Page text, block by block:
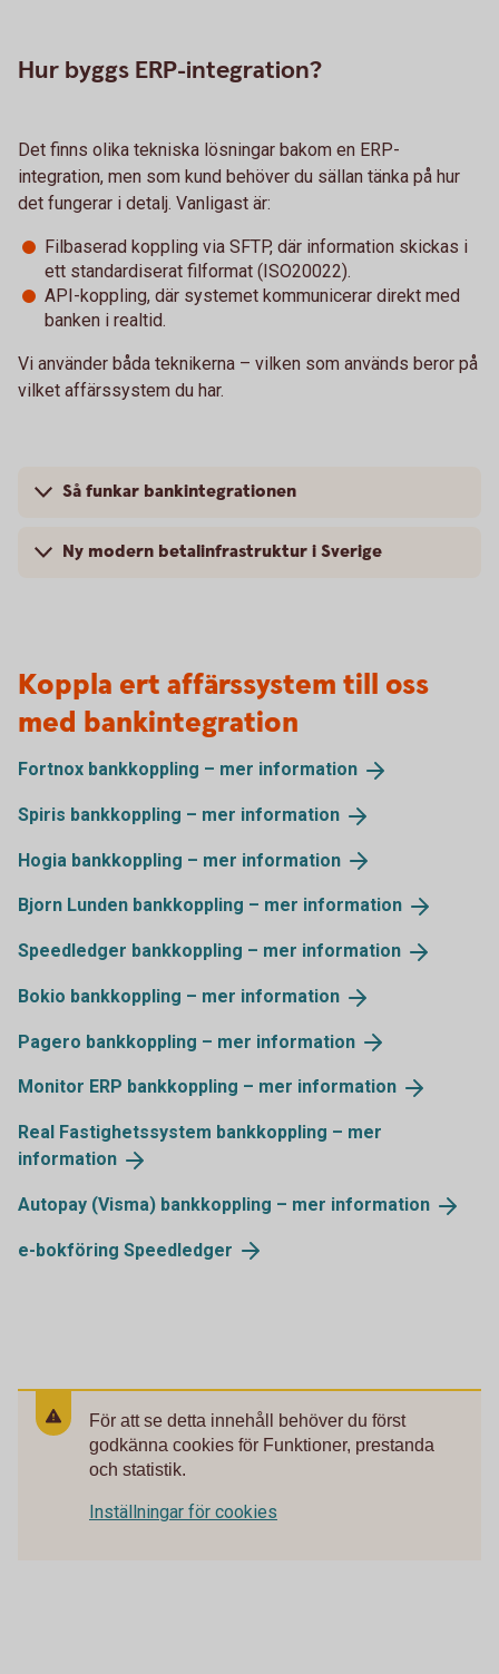
Hur byggs ERP-integration?
Det finns olika tekniska lösningar bakom en ERP-
integration, men som kund behöver du sällan tänka på hur
det fungerar i detalj. Vanligast är:
Filbaserad koppling via SFTP, där information skickas i
ett standardiserat filformat (ISO20022).
API-koppling, där systemet kommunicerar direkt med
banken i realtid.
Vi använder båda teknikerna – vilken som används beror på
vilket affärssystem du har.
Så funkar bankintegrationen
Ny modern betalinfrastruktur i Sverige
Koppla ert affärssystem till oss
med bankintegration
Fortnox bankkoppling – mer information
Spiris bankkoppling – mer information
Hogia bankkoppling – mer information
Bjorn Lunden bankkoppling – mer information
Speedledger bankkoppling – mer information
Bokio bankkoppling – mer information
Pagero bankkoppling – mer information
Monitor ERP bankkoppling – mer information
Real Fastighetssystem bankkoppling – mer
information
Autopay (Visma) bankkoppling – mer information
e-bokföring Speedledger
För att se detta innehåll behöver du först
godkänna cookies för Funktioner, prestanda
och statistik.
Inställningar för cookies